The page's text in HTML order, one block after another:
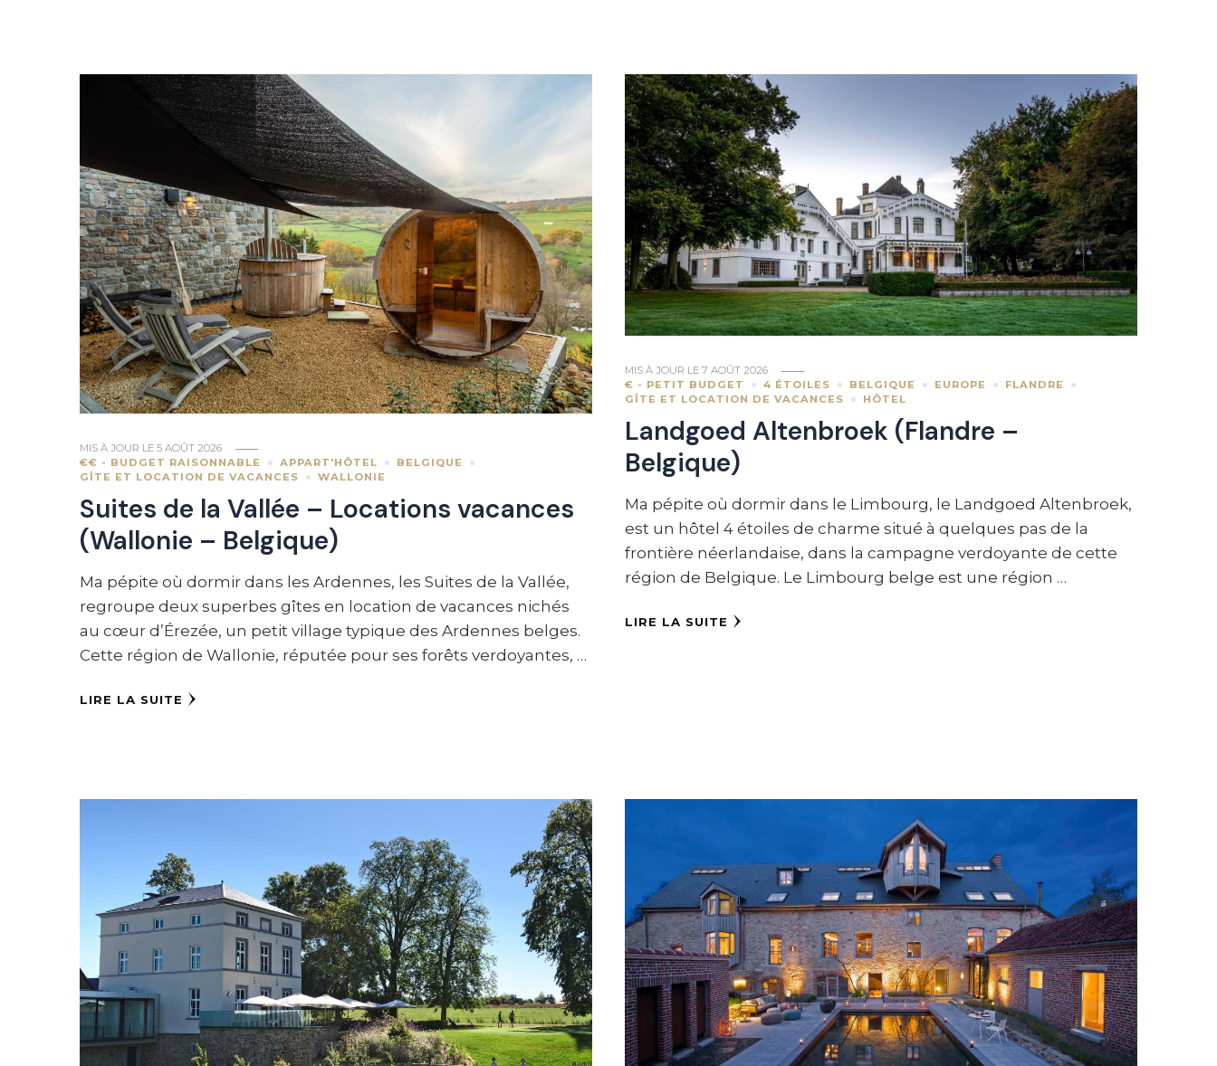
MIS À JOUR LE 5 AOÛT 2026
€€ - BUDGET RAISONNABLE
APPART'HÔTEL
BELGIQUE
GÎTE ET LOCATION DE VACANCES
WALLONIE
Suites de la Vallée – Locations vacances
(Wallonie – Belgique)
Ma pépite où dormir dans les Ardennes, les Suites de la Vallée,
regroupe deux superbes gîtes en location de vacances nichés
au cœur d’Érezée, un petit village typique des Ardennes belges.
Cette région de Wallonie, réputée pour ses forêts verdoyantes, …
LIRE LA SUITE
MIS À JOUR LE7 AOÛT 2026
€ - PETIT BUDGET
4 ÉTOILES BELGIQUE EUROPE
FLANDRE
GÎTE ET LOCATION DE VACANCES
HÔTEL
Landgoed Altenbroek (Flandre –
Belgique)
Ma pépite où dormir dans le Limbourg, le Landgoed Altenbroek,
est un hôtel 4 étoiles de charme situé à quelques pas de la
frontière néerlandaise, dans la campagne verdoyante de cette
région de Belgique. Le Limbourg belge est une région …
LIRE LA SUITE